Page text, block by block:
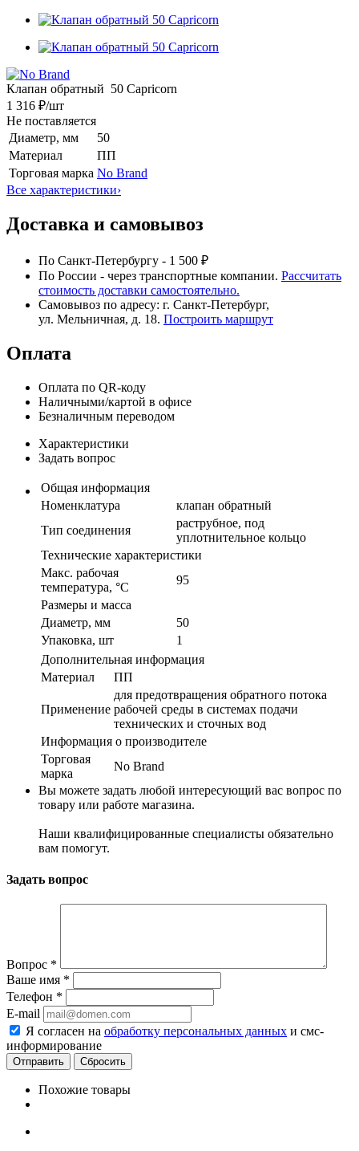
Клапан обратный 50 Capricorn
1 316 ₽/шт
Не поставляется
Диаметр, мм
50
Материал
ПП
Торговая марка No Brand
Все характеристики›
Доставка и самовывоз
По Санкт-Петербургу - 1 500 ₽
По России - через транспортные компании. Рассчитать
стоимость доставки самостоятельно.
Самовывоз по адресу: г. Санкт-Петербург,
ул. Мельничная, д. 18. Построить маршрут
Оплата
Оплата по QR-коду
Наличными/картой в офисе
Безналичным переводом
Характеристики
Задать вопрос
Общая информация
Номенклатура
клапан обратный
Тип соединения
раструбное, под
уплотнительное кольцо
Технические характеристики
Макс. рабочая
температура, °С
95
Размеры и масса
Диаметр, мм
50
Упаковка, шт
1
Дополнительная информация
Материал
ПП
Применение
для предотвращения обратного потока
рабочей среды в системах подачи
технических и сточных вод
Информация о производителе
Торговая
марка
No Brand
Вы можете задать любой интересующий вас вопрос по
товару или работе магазина.
Наши квалифицированные специалисты обязательно
вам помогут.
Задать вопрос
Вопрос *
Ваше имя *
Телефон *
E-mail
Я согласен на обработку персональных данных и смс-
информирование
Сбросить
Похожие товары